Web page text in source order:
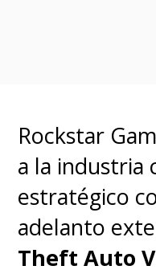
'Stranger
misterios,
nuevos
anticiparon
anunciar la
Rockstar
a la industria
estratégico
adelanto
Theft Auto